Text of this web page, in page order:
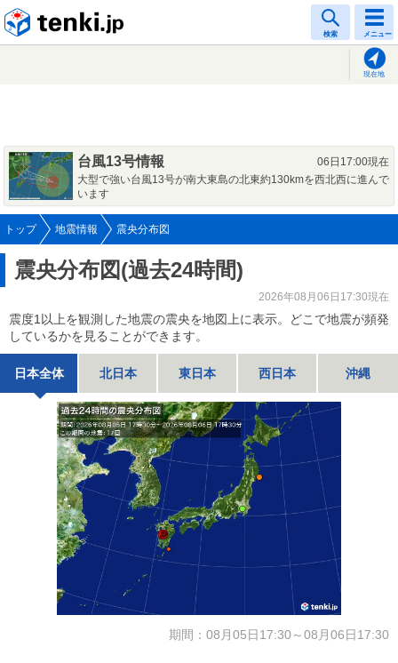
検索 メニュー
現在地
台風13号情報
06日17:00現在
大型で強い台風13号が南大東島の北東約130kmを西北西に進んで
います
トップ 地震情報 震央分布図
震央分布図(過去24時間)
2026年08月06日17:30現在
震度1以上を観測した地震の震央を地図上に表示。どこで地震が頻発
しているかを見ることができます。
日本全体 北日本 東日本 西日本 沖縄
期間：08月05日17:30～08月06日17:30